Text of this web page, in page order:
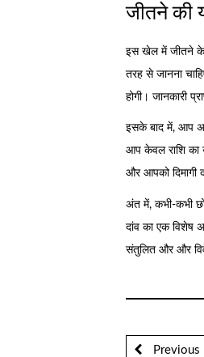
जीतने की
इस खेल में जीतने के
तरह से जानना
होगी। जानकारी
इसके बाद में, आप
आप केवल राशि का
और आपको दिमागी
अंत में, कभी-कभी
दांव का एक विशेष
संतुलित और और
Previous